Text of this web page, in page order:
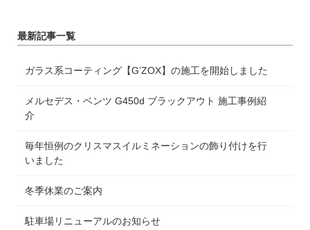
最新記事一覧
ガラス系コーティング【G’ZOX】の施工を開始しました
メルセデス・ベンツ G450d ブラックアウト 施工事例紹
介
毎年恒例のクリスマスイルミネーションの飾り付けを行
いました
冬季休業のご案内
駐車場リニューアルのお知らせ